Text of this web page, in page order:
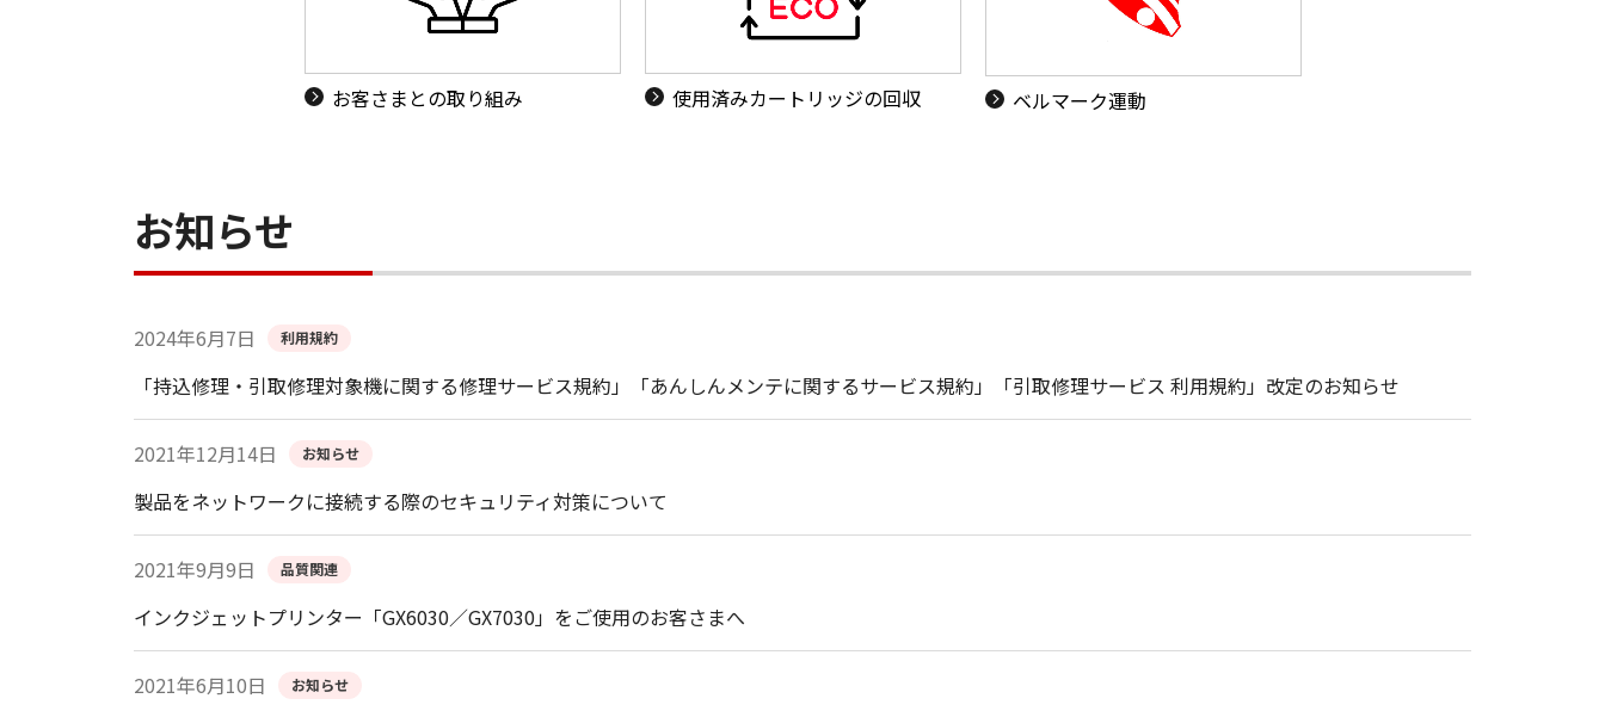
お客さまとの取り組み 使用済みカートリッジの回収 ベルマーク運動
お知らせ
2024年6月7日 利用規約
「持込修理・引取修理対象機に関する修理サービス規約」「あんしんメンテに関するサービス規約」「引取修理サービス 利用規約」改定のお知らせ
2021年12月14日 お知らせ
製品をネットワークに接続する際のセキュリティ対策について
2021年9月9日 品質関連
インクジェットプリンター「GX6030／GX7030」をご使用のお客さまへ
2021年6月10日 お知らせ